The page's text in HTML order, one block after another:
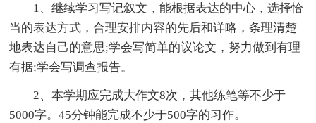
1、继续学习写记叙文，能根据表达的中心，选择恰
当的表达方式，合理安排内容的先后和详略，条理清楚
地表达自己的意思;学会写简单的议论文，努力做到有理
有据;学会写调查报告。
2、本学期应完成大作文8次，其他练笔等不少于
5000字。45分钟能完成不少于500字的习作。